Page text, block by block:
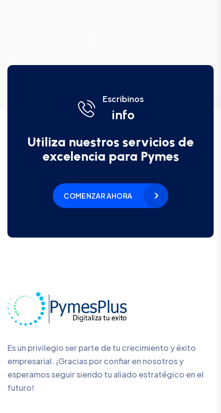
Escribinos
info
Utiliza nuestros servicios de
excelencia para Pymes
COMENZAR AHORA
Es un privilegio ser parte de tu crecimiento y éxito
empresarial. ¡Gracias por confiar en nosotros y
esperamos seguir siendo tu aliado estratégico en el
futuro!